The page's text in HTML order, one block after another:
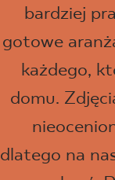
bardziej
gotowe
każdego,
domu.
dlatego na